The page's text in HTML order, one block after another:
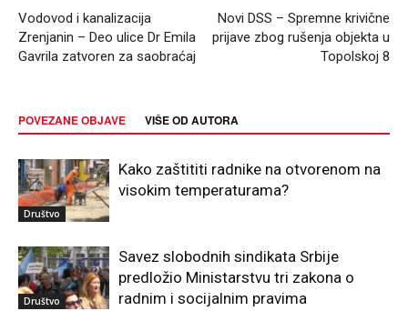
Vodovod i kanalizacija
Zrenjanin – Deo ulice Dr Emila
Gavrila zatvoren za saobraćaj
Novi DSS – Spremne krivične
prijave zbog rušenja objekta u
Topolskoj 8
POVEZANE OBJAVE VIŠE OD AUTORA
Društvo
Kako zaštititi radnike na otvorenom na
visokim temperaturama?
Društvo
Savez slobodnih sindikata Srbije
predložio Ministarstvu tri zakona o
radnim i socijalnim pravima